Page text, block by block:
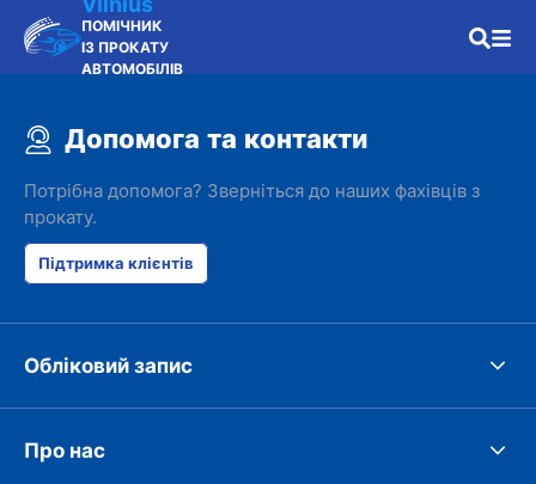
ПОМІЧНИК
ІЗ ПРОКАТУ
АВТОМОБІЛІВ
Допомога та контакти
Потрібна допомога? Зверніться до наших фахівців з
прокату.
Підтримка клієнтів
Обліковий запис
Про нас